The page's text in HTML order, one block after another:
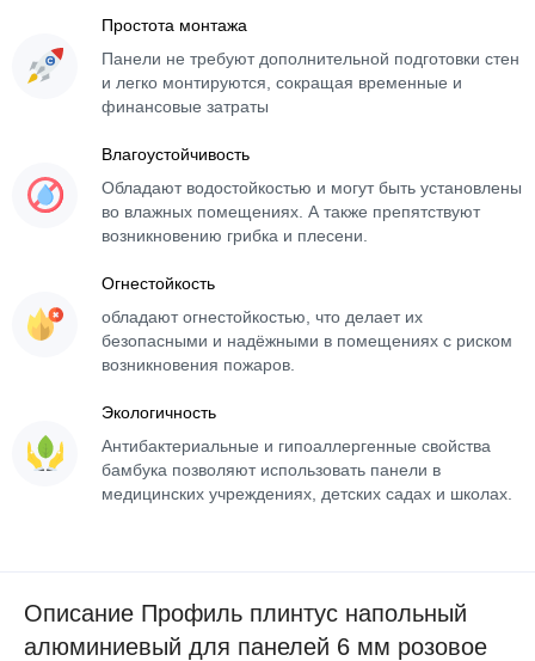
Простота монтажа
Панели не требуют дополнительной подготовки стен
и легко монтируются, сокращая временные и
финансовые затраты
Влагоустойчивость
Обладают водостойкостью и могут быть установлены
во влажных помещениях. А также препятствуют
возникновению грибка и плесени.
Огнестойкость
обладают огнестойкостью, что делает их
безопасными и надёжными в помещениях с риском
возникновения пожаров.
Экологичность
Антибактериальные и гипоаллергенные свойства
бамбука позволяют использовать панели в
медицинских учреждениях, детских садах и школах.
Описание Профиль плинтус напольный
алюминиевый для панелей 6 мм розовое